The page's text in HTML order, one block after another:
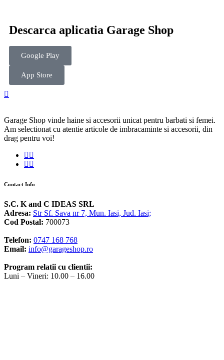
Descarca aplicatia Garage Shop
Google Play
App Store
Garage Shop vinde haine si accesorii unicat pentru barbati si femei.
Am selectionat cu atentie articole de imbracaminte si accesorii, din
drag pentru voi!
Contact Info
S.C. K and C IDEAS SRL
Adresa: Str Sf. Sava nr 7, Mun. Iasi, Jud. Iasi;
Cod Postal: 700073
Telefon: 0747 168 768
Email: info@garageshop.ro
Program relatii cu clientii:
Luni – Vineri: 10.00 – 16.00